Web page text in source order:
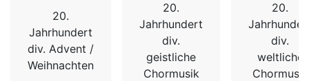
20.
Jahrhundert
div. Advent /
Weihnachten
20.
Jahrhundert
div.
geistliche
Chormusik
20.
div.
weltliche
Chormusik